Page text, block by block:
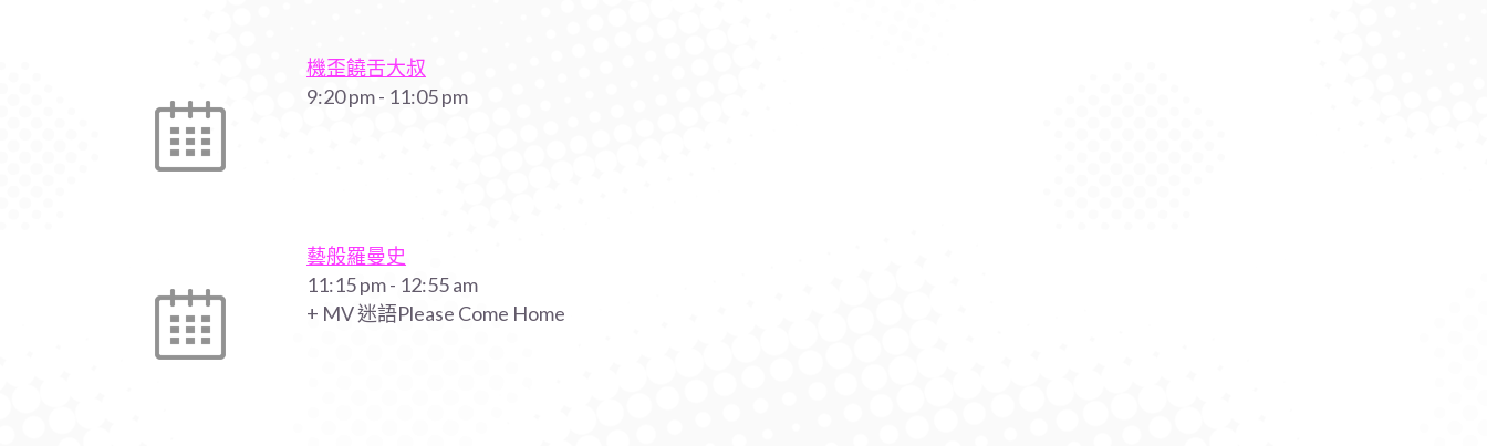
機歪饒舌大叔
9:20 pm- 11:05 pm
藝般羅曼史
11:15 pm- 12:55 am
+ MV 迷語Please Come Home